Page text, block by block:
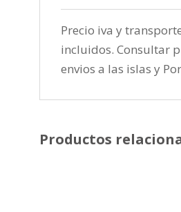
Precio iva y
incluidos. Consultar
envios a las islas y
Productos